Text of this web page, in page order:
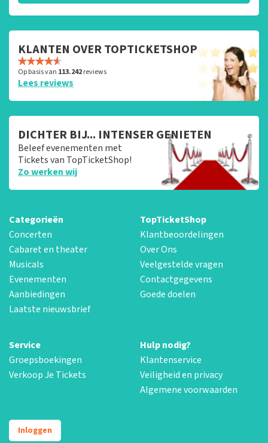
KLANTEN OVER TOPTICKETSHOP
Op basis van 113.242reviews
Lees reviews
DICHTER BIJ... INTENSER GENIETEN
Beleef evenementen met
Tickets van TopTicketShop!
Zo werken wij
Categorieën
Concerten
Cabaret en theater
Musicals
Evenementen
Aanbiedingen
Laatste nieuwsbrief
TopTicketShop
Klantbeoordelingen
Over Ons
Veelgestelde vragen
Contactgegevens
Goede doelen
Service
Groepsboekingen
Verkoop Je Tickets
Hulp nodig?
Klantenservice
Veiligheid en privacy
Algemene voorwaarden
Inloggen